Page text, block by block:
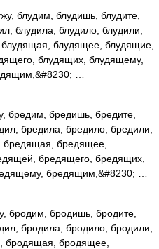
блудим, блудишь, блудите,
блудила, блудило, блудили,
блудящее, блудящие,
блудящих, блудящему,
…
бредим, бредишь, бредите,
бредила, бредило, бредили,
бредящая, бредящее,
бредящего, бредящих,
бредящим,&#8230; …
бродим, бродишь, бродите,
бродила, бродило, бродили,
бродящая, бродящее,